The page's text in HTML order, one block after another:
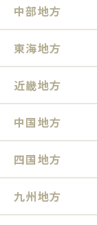
中部地方
東海地方
近畿地方
中国地方
四国地方
九州地方